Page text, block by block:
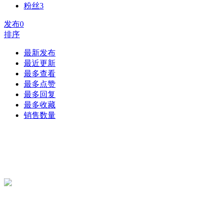
粉丝3
发布0
排序
最新发布
最近更新
最多查看
最多点赞
最多回复
最多收藏
销售数量